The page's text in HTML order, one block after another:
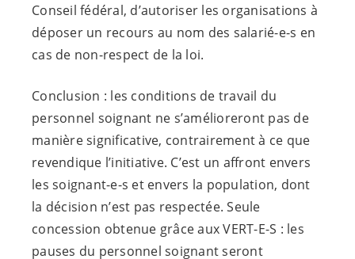
Conseil fédéral, d’autoriser les organisations à
déposer un recours au nom des salarié-e-s en
cas de non-respect de la loi.
Conclusion : les conditions de travail du
personnel soignant ne s’amélioreront pas de
manière significative, contrairement à ce que
revendique l’initiative. C’est un affront envers
les soignant-e-s et envers la population, dont
la décision n’est pas respectée. Seule
concession obtenue grâce auxVERT-E-S : les
pauses du personnel soignant seront